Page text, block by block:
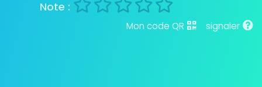
signaler
Mon code QR